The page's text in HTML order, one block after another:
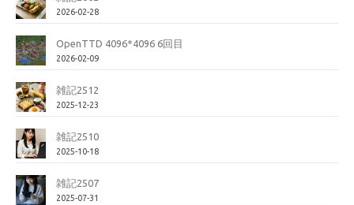
2026-02-28
OpenTTD 4096*4096 6回目
2026-02-09
雑記2512
2025-12-23
雑記2510
2025-10-18
雑記2507
2025-07-31